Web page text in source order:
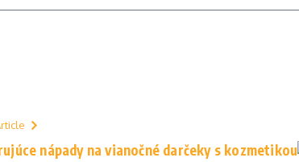
nápady na vianočné darčeky s kozmetikou